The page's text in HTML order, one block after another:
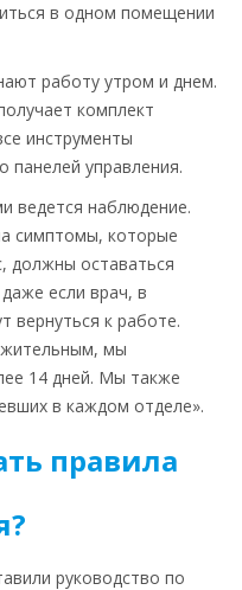
в одном помещении
работу утром и днем.
комплект
инструменты
панелей управления.
ведется наблюдение.
симптомы, которые
должны оставаться
если врач, в
вернуться к работе.
мы
14 дней. Мы также
в каждом отделе».
правила
руководство по